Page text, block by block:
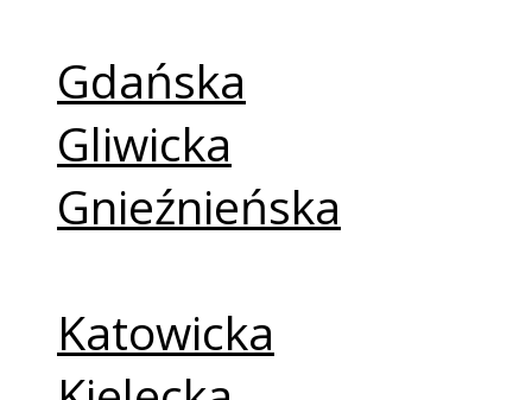
Gdańska
Gliwicka
Gnieźnieńska
Katowicka